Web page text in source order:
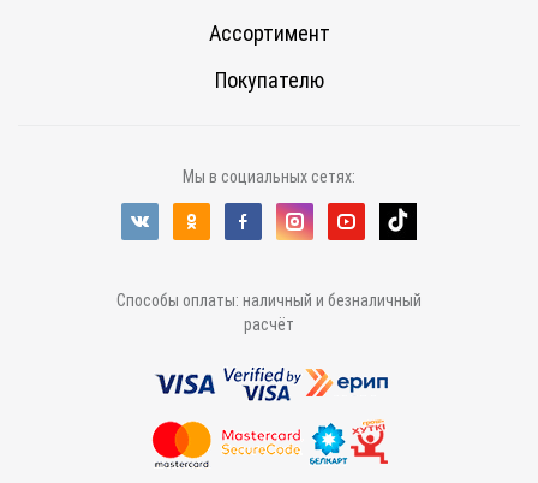
Ассортимент
Покупателю
Мы в социальных сетях:
Способы оплаты: наличный и безналичный
расчёт